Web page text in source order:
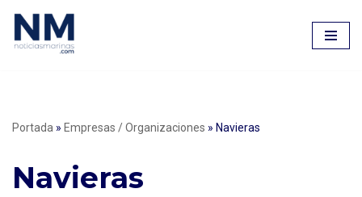
Saltar
Portada » Empresas / Organizaciones » Navieras
Navieras